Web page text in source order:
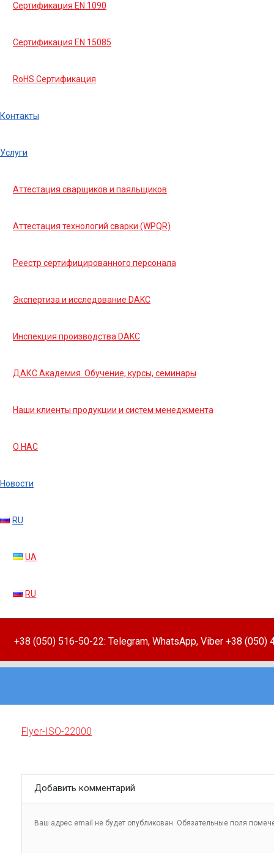
Сертификация EN 1090
Сертификация EN 15085
RoHS Сертификация
Контакты
Услуги
Аттестация сварщиков и паяльщиков
Аттестация технологий сварки (WPQR)
Реестр сертифицированного персонала
Экспертиза и исследование DAKC
Инспекция производства DAKC
ДАКС Академия. Обучение, курсы, семинары
Наши клиенты продукции и систем менеджмента
О НАС
Новости
RU
UA
RU
+38 (050) 516-50-22: Telegram, WhatsApp, Viber +38 (050)
Flyer-ISO-22000
Добавить комментарий
Ваш адрес email не будет опубликован. Обязательные поля